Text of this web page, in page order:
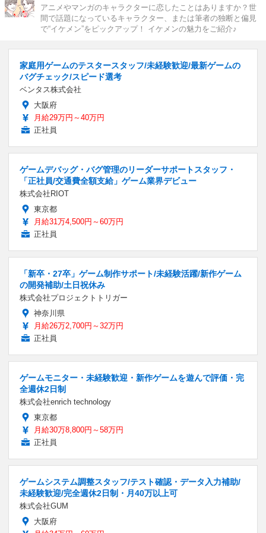
アニメやマンガのキャラクターに恋したことはありますか？世
間で話題になっているキャラクター、または筆者の独断と偏見
で“イケメン”をピックアップ！ イケメンの魅力をご紹介♪
家庭用ゲームのテスタースタッフ/未経験歓迎/最新ゲームの
バグチェック/スピード選考
ベンタス株式会社
大阪府
月給29万円～40万円
正社員
ゲームデバッグ・バグ管理のリーダーサポートスタッフ・
「正社員/交通費全額支給」ゲーム業界デビュー
株式会社RIOT
東京都
月給31万4,500円～60万円
正社員
「新卒・27卒」ゲーム制作サポート/未経験活躍/新作ゲーム
の開発補助/土日祝休み
株式会社プロジェクトトリガー
神奈川県
月給26万2,700円～32万円
正社員
ゲームモニター・未経験歓迎・新作ゲームを遊んで評価・完
全週休2日制
株式会社enrich technology
東京都
月給30万8,800円～58万円
正社員
ゲームシステム調整スタッフ/テスト確認・データ入力補助/
未経験歓迎/完全週休2日制・月40万以上可
株式会社GUM
大阪府